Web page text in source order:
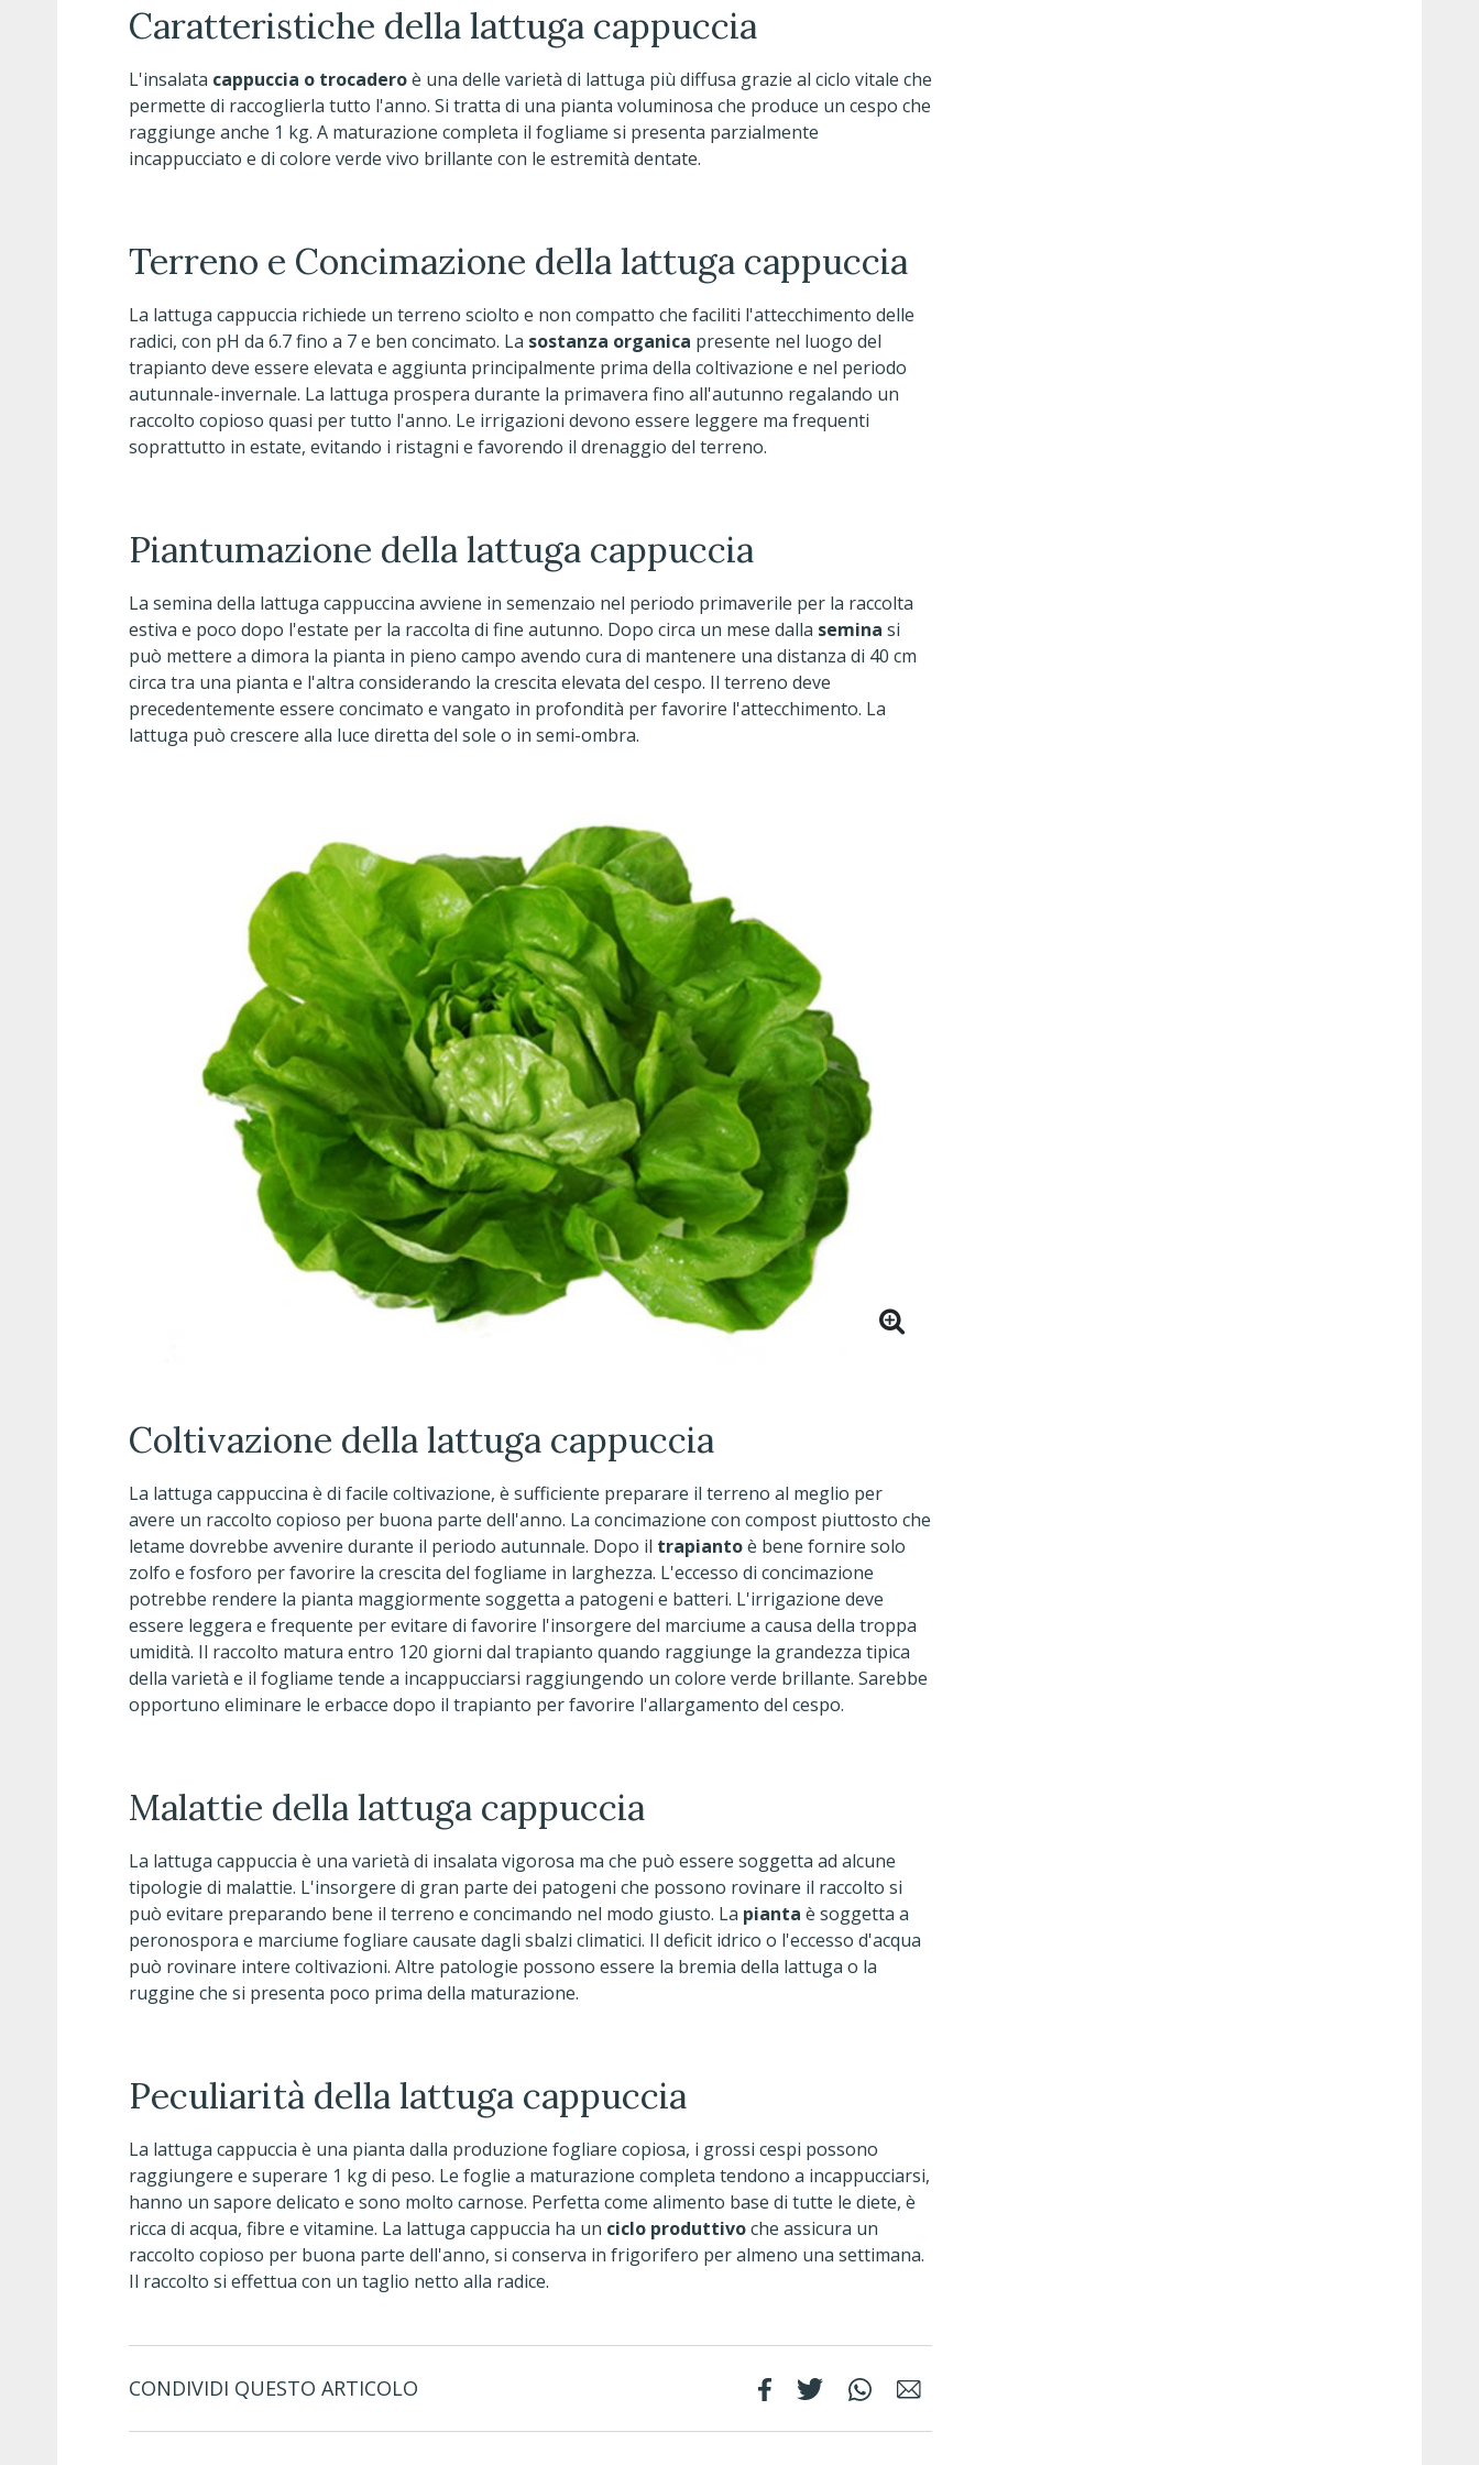
Caratteristiche della lattuga cappuccia
L'insalata cappuccia o trocaderoè una delle varietà di lattuga più diffusa grazie al ciclo vitale che
permette di raccoglierla tutto l'anno. Si tratta di una pianta voluminosa che produce un cespo che
raggiunge anche 1 kg. A maturazione completa il fogliame si presenta parzialmente
incappucciato e di colore verde vivo brillante con le estremità dentate.
Terreno e Concimazione della lattuga cappuccia
La lattuga cappuccia richiede un terreno sciolto e non compatto che faciliti l'attecchimento delle
radici, con pH da 6.7 fino a 7 e ben concimato. La sostanza organica presente nel luogo del
trapianto deve essere elevata e aggiunta principalmente prima della coltivazione e nel periodo
autunnale-invernale. La lattuga prospera durante la primavera fino all'autunno regalando un
raccolto copioso quasi per tutto l'anno. Le irrigazioni devono essere leggere ma frequenti
soprattutto in estate, evitando i ristagni e favorendo il drenaggio del terreno.
Piantumazione della lattuga cappuccia
La semina della lattuga cappuccina avviene in semenzaio nel periodo primaverile per la raccolta
estiva e poco dopo l'estate per la raccolta di fine autunno. Dopo circa un mese dalla semina si
può mettere a dimora la pianta in pieno campo avendo cura di mantenere una distanza di 40 cm
circa tra una pianta e l'altra considerando la crescita elevata del cespo. Il terreno deve
precedentemente essere concimato e vangato in profondità per favorire l'attecchimento. La
lattuga può crescere alla luce diretta del sole o in semi-ombra.
Coltivazione della lattuga cappuccia
La lattuga cappuccina è di facile coltivazione, è sufficiente preparare il terreno al meglio per
avere un raccolto copioso per buona parte dell'anno. La concimazione con compost piuttosto che
letame dovrebbe avvenire durante il periodo autunnale. Dopo il trapiantoè bene fornire solo
zolfo e fosforo per favorire la crescita del fogliame in larghezza. L'eccesso di concimazione
potrebbe rendere la pianta maggiormente soggetta a patogeni e batteri. L'irrigazione deve
essere leggera e frequente per evitare di favorire l'insorgere del marciume a causa della troppa
umidità. Il raccolto matura entro 120 giorni dal trapianto quando raggiunge la grandezza tipica
della varietà e il fogliame tende a incappucciarsi raggiungendo un colore verde brillante. Sarebbe
opportuno eliminare le erbacce dopo il trapianto per favorire l'allargamento del cespo.
Malattie della lattuga cappuccia
La lattuga cappuccia è una varietà di insalata vigorosa ma che può essere soggetta ad alcune
tipologie di malattie. L'insorgere di gran parte dei patogeni che possono rovinare il raccolto si
può evitare preparando bene il terreno e concimando nel modo giusto. La pianta è soggetta a
peronospora e marciume fogliare causate dagli sbalzi climatici. Il deficit idrico o l'eccesso d'acqua
può rovinare intere coltivazioni. Altre patologie possono essere la bremia della lattuga o la
ruggine che si presenta poco prima della maturazione.
Peculiarità della lattuga cappuccia
La lattuga cappuccia è una pianta dalla produzione fogliare copiosa, i grossi cespi possono
raggiungere e superare 1 kg di peso. Le foglie a maturazione completa tendono a incappucciarsi,
hanno un sapore delicato e sono molto carnose. Perfetta come alimento base di tutte le diete, è
ricca di acqua, fibre e vitamine. La lattuga cappuccia ha un ciclo produttivoche assicura un
raccolto copioso per buona parte dell'anno, si conserva in frigorifero per almeno una settimana.
Il raccolto si effettua con un taglio netto alla radice.
CONDIVIDI QUESTO ARTICOLO